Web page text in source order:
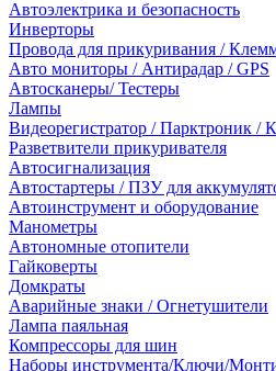
Автоэлектрика и безопасность
Инверторы
Провода для прикуривания /
Авто мониторы / Антирадар / GPS
Автосканеры/ Тестеры
Лампы
Видеорегистратор / Парктроник /
Разветвители прикуривателя
Автосигнализация
Автостартеры / ПЗУ для
Автоинструмент и оборудование
Манометры
Автономные отопители
Гайковерты
Домкраты
Аварийные знаки / Огнетушители
Лампа паяльная
Компрессоры для шин
Наборы инструмента/Ключи/